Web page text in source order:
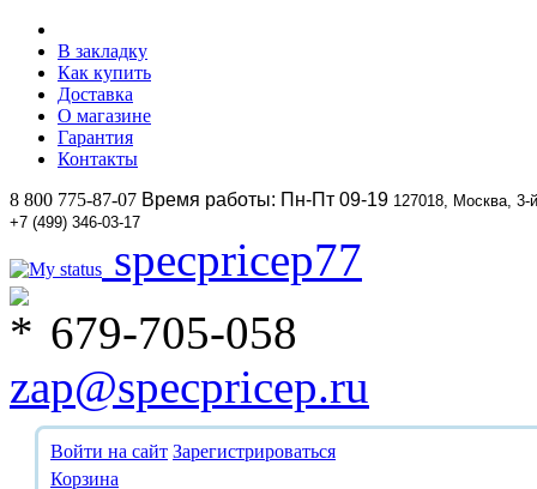
В закладку
Как купить
Доставка
О магазине
Гарантия
Контакты
8 800 775-87-07 Время работы: Пн-Пт 09-19 127018, Москва,
+7 (499) 346-03-17
specpricep77
679-705-058
zap@specpricep.ru
Войти на сайт Зарегистрироваться
Корзина